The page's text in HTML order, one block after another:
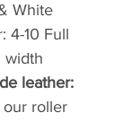
White
4-10 Full
width
leather:
our roller